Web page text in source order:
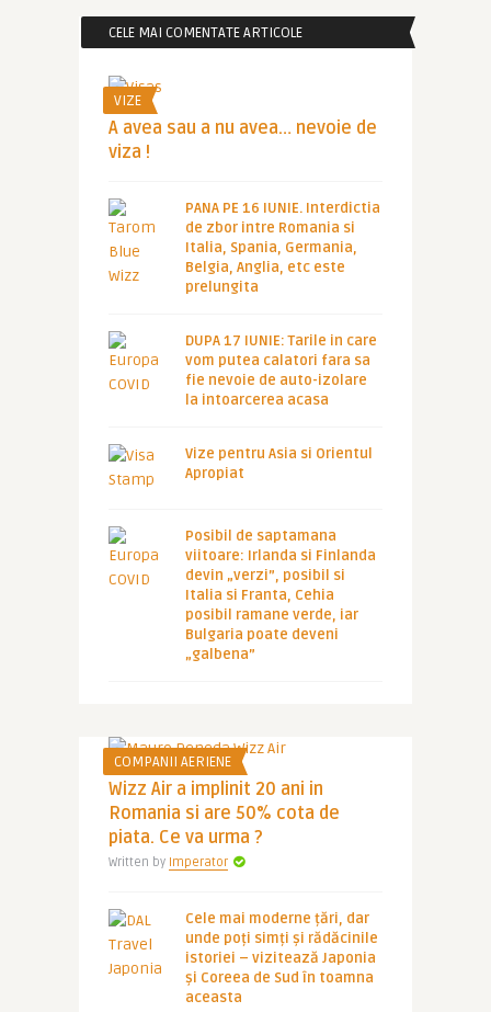
CELE MAI COMENTATE ARTICOLE
VIZE
A avea sau a nu avea… nevoie de
viza !
PANA PE 16 IUNIE. Interdictia
de zbor intre Romania si
Italia, Spania, Germania,
Belgia, Anglia, etc este
prelungita
DUPA 17 IUNIE: Tarile in care
vom putea calatori fara sa
fie nevoie de auto-izolare
la intoarcerea acasa
Vize pentru Asia si Orientul
Apropiat
Posibil de saptamana
viitoare: Irlanda si Finlanda
devin „verzi”, posibil si
Italia si Franta, Cehia
posibil ramane verde, iar
Bulgaria poate deveni
„galbena”
COMPANII AERIENE
Wizz Air a implinit 20 ani in
Romania si are 50% cota de
piata. Ce va urma ?
Written by Imperator
Cele mai moderne țări, dar
unde poți simți și rădăcinile
istoriei – vizitează Japonia
și Coreea de Sud în toamna
aceasta